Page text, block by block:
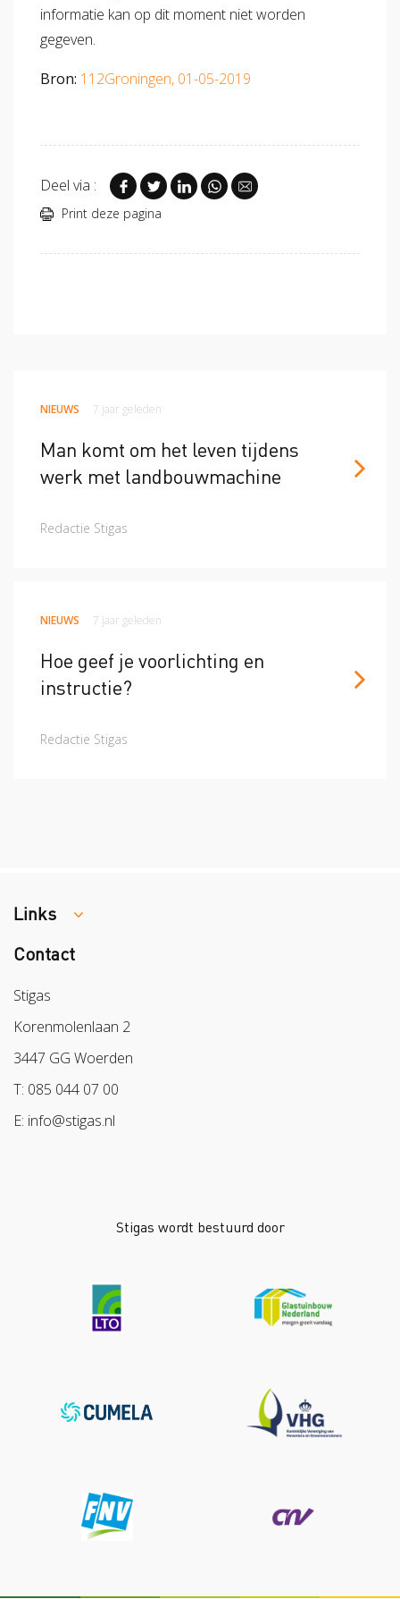
informatie kan op dit moment niet worden
gegeven.
Bron: 112Groningen, 01-05-2019
Deel via :
Print deze pagina
NIEUWS 7 jaar geleden
Man komt om het leven tijdens
werk met landbouwmachine
Redactie Stigas
NIEUWS 7 jaar geleden
Hoe geef je voorlichting en
instructie?
Redactie Stigas
Links
Colland
Sazas
BPL
Arbeidsmarkt
Contact
Stigas
Korenmolenlaan 2
3447 GG Woerden
T: 085 044 07 00
E: info@stigas.nl
Stigas wordt bestuurd door